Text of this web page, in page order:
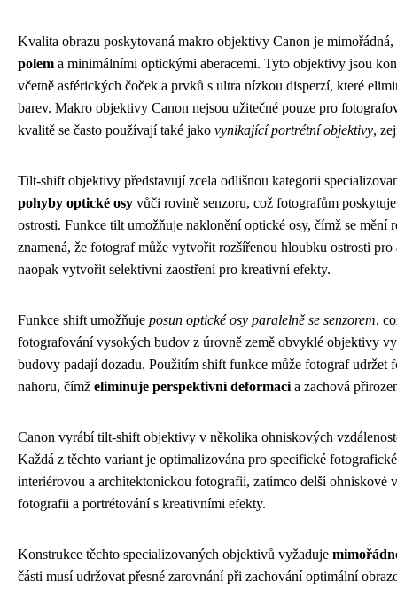
Kvalita obrazu poskytovaná makro objektivy Canon je
polem a minimálními optickými aberacemi. Tyto objektivy jsou
včetně asférických čoček a prvků s ultra nízkou disperzí, které
barev. Makro objektivy Canon nejsou užitečné pouze pro
kvalitě se často používají také jako vynikající portrétní objektivy,
Tilt-shift objektivy představují zcela odlišnou kategorii
pohyby optické osy vůči rovině senzoru, což fotografům
ostrosti. Funkce tilt umožňuje naklonění optické osy, čímž se
znamená, že fotograf může vytvořit rozšířenou hloubku ostrosti
naopak vytvořit selektivní zaostření pro kreativní efekty.
Funkce shift umožňuje posun optické osy paralelně se senzorem,
fotografování vysokých budov z úrovně země obvyklé objektivy
budovy padají dozadu. Použitím shift funkce může fotograf udržet
nahoru, čímž eliminuje perspektivní deformaci a zachová
Canon vyrábí tilt-shift objektivy v několika ohniskových
Každá z těchto variant je optimalizována pro specifické
interiérovou a architektonickou fotografii, zatímco delší ohniskové
fotografii a portrétování s kreativními efekty.
Konstrukce těchto specializovaných objektivů vyžaduje
části musí udržovat přesné zarovnání při zachování optimální